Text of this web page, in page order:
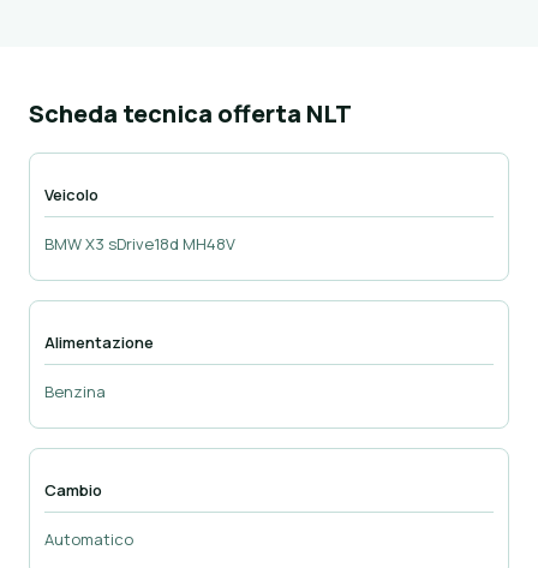
Scheda tecnica offerta NLT
Veicolo
BMW X3 sDrive18d MH48V
Alimentazione
Benzina
Cambio
Automatico